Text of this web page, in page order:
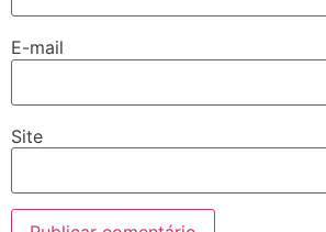
E-mail
Site